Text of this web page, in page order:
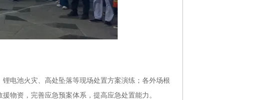
电池火灾、高处坠落等现场处置方案演练；各外场根
物资，完善应急预案体系，提高应急处置能力。